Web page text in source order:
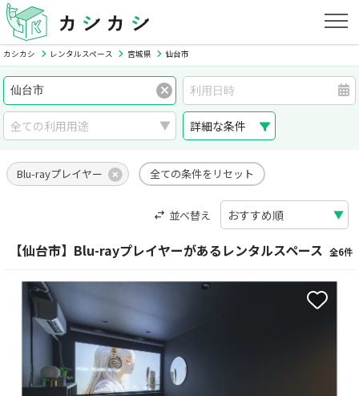
カシカシ レンタルスペース 宮城県 仙台市
詳細な条件
Blu-rayプレイヤー 全ての条件をリセット
並べ替え
【仙台市】Blu-rayプレイヤーがあるレンタルスペース 全6件